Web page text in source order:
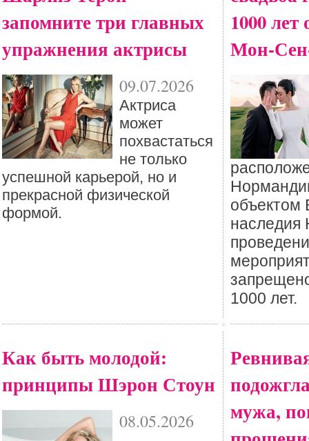
запомните три главных
упражнения актрисы
09.07.2026
Актриса
может
похвастаться
не только
успешной карьерой, но и
прекрасной физической
формой.
1000
Мон-
объектом
1000 лет.
Как быть молодой:
принципы Шэрон Стоун
08.05.2026
мужа,